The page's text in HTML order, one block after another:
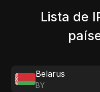
Lista de
Belarus
BY